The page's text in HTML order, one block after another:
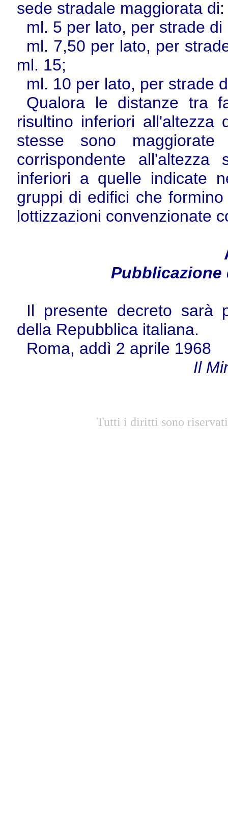
sede stradale maggiorata di:
ml. 5 per lato, per strade
ml. 7,50 per lato, per
ml. 15;
ml. 10 per lato, per strade
Qualora le distanze tra
risultino inferiori all'altezza
stesse sono
corrispondente all'altezza
inferiori a quelle indicate
gruppi di edifici che
lottizzazioni convenzionate
Pubblicazione
Il presente decreto sarà
della Repubblica italiana.
Roma, addì 2 aprile 1968
Il
Tutti i diritti sono